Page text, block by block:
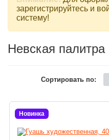
зарегистрируйтесь и
систему!
Невская палитра
Сортировать по:
Новинка